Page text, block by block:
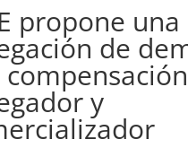
propone una
de
y